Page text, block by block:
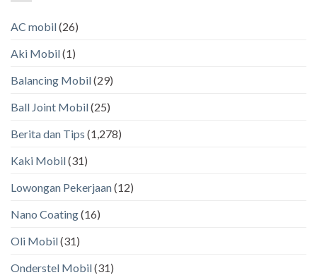
AC mobil(26)
Aki Mobil(1)
Balancing Mobil(29)
Ball Joint Mobil(25)
Berita dan Tips (1,278)
Kaki Mobil(31)
Lowongan Pekerjaan(12)
Nano Coating(16)
Oli Mobil(31)
Onderstel Mobil(31)